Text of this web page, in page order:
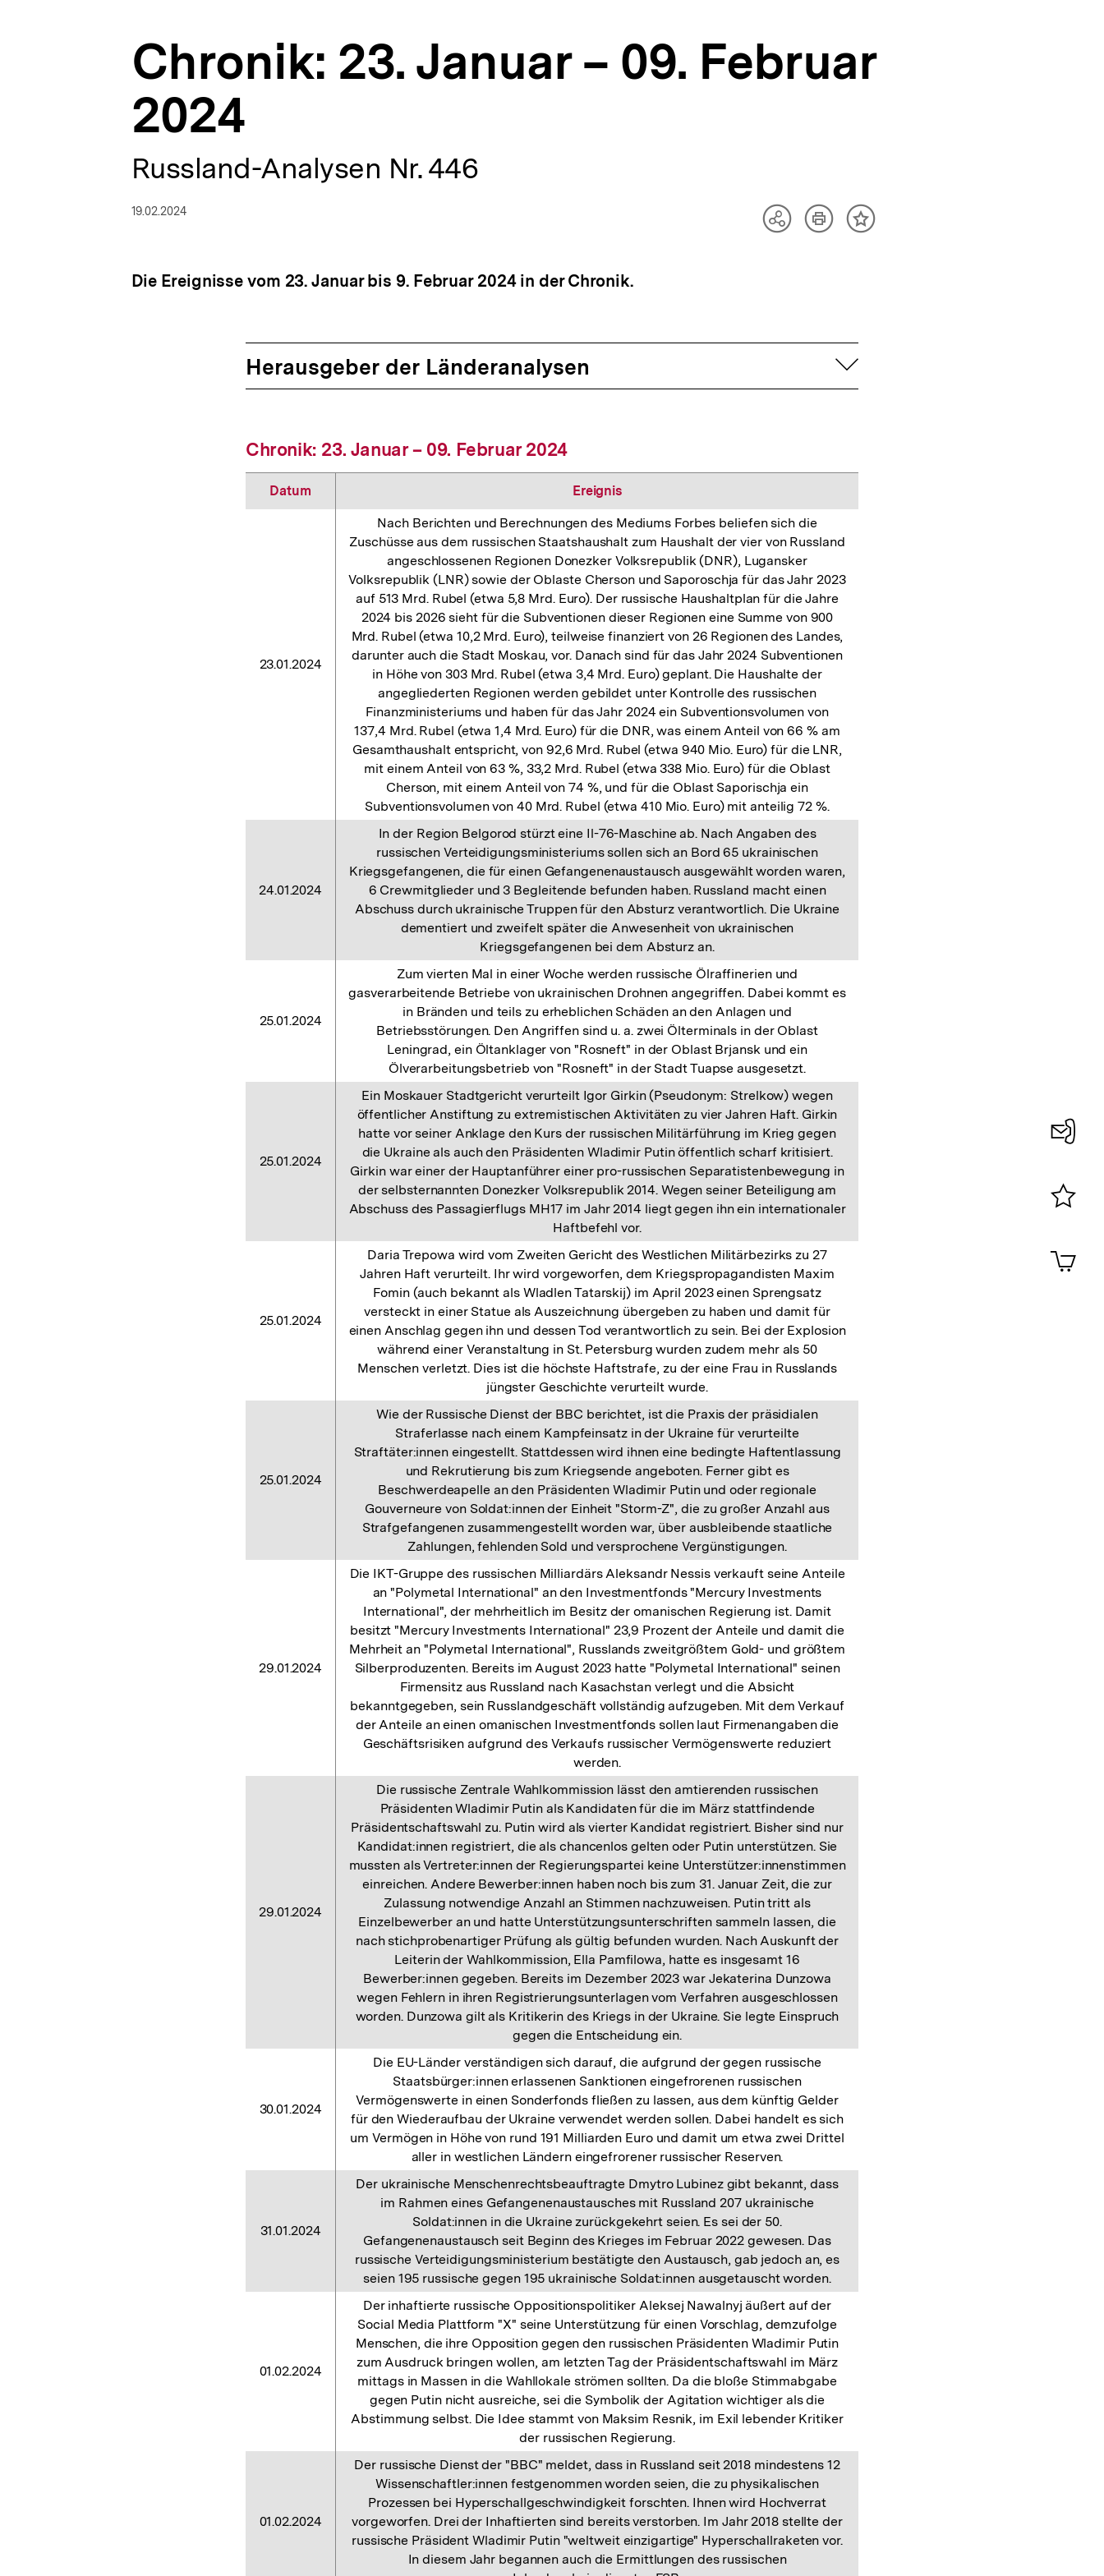
Chronik: 23. Januar – 09. Februar
2024
Russland-Analysen Nr. 446
19.02.2024
TeilenArtikelInhalt
Die Ereignisse vom 23. Januar bis 9. Februar 2024 in der Chronik.
Herausgeber der Länderanalysen aufklappen
Chronik: 23. Januar – 09. Februar 2024
Datum Ereignis
23.01.2024
Nach Berichten und Berechnungen des Mediums Forbes beliefen sich die
Zuschüsse aus dem russischen Staatshaushalt zum Haushalt der vier von Russland
angeschlossenen Regionen Donezker Volksrepublik (DNR), Lugansker
Volksrepublik (LNR) sowie der Oblaste Cherson und Saporoschja für das Jahr 2023
auf 513 Mrd. Rubel (etwa 5,8 Mrd. Euro). Der russische Haushaltplan für die Jahre
2024 bis 2026 sieht für die Subventionen dieser Regionen eine Summe von 900
Mrd. Rubel (etwa 10,2 Mrd. Euro), teilweise finanziert von 26 Regionen des Landes,
darunter auch die Stadt Moskau, vor. Danach sind für das Jahr 2024 Subventionen
in Höhe von 303 Mrd. Rubel (etwa 3,4 Mrd. Euro) geplant. Die Haushalte der
angegliederten Regionen werden gebildet unter Kontrolle des russischen
Finanzministeriums und haben für das Jahr 2024 ein Subventionsvolumen von
137,4 Mrd. Rubel (etwa 1,4 Mrd. Euro) für die DNR, was einem Anteil von 66 % am
Gesamthaushalt entspricht, von 92,6 Mrd. Rubel (etwa 940 Mio. Euro) für die LNR,
mit einem Anteil von 63 %, 33,2 Mrd. Rubel (etwa 338 Mio. Euro) für die Oblast
Cherson, mit einem Anteil von 74 %, und für die Oblast Saporischja ein
Subventionsvolumen von 40 Mrd. Rubel (etwa 410 Mio. Euro) mit anteilig 72 %.
24.01.2024
In der Region Belgorod stürzt eine Il-76-Maschine ab. Nach Angaben des
russischen Verteidigungsministeriums sollen sich an Bord 65 ukrainischen
Kriegsgefangenen, die für einen Gefangenenaustausch ausgewählt worden waren,
6 Crewmitglieder und 3 Begleitende befunden haben. Russland macht einen
Abschuss durch ukrainische Truppen für den Absturz verantwortlich. Die Ukraine
dementiert und zweifelt später die Anwesenheit von ukrainischen
Kriegsgefangenen bei dem Absturz an.
25.01.2024
Zum vierten Mal in einer Woche werden russische Ölraffinerien und
gasverarbeitende Betriebe von ukrainischen Drohnen angegriffen. Dabei kommt es
in Bränden und teils zu erheblichen Schäden an den Anlagen und
Betriebsstörungen. Den Angriffen sind u. a. zwei Ölterminals in der Oblast
Leningrad, ein Öltanklager von "Rosneft" in der Oblast Brjansk und ein
Ölverarbeitungsbetrieb von "Rosneft" in der Stadt Tuapse ausgesetzt.
25.01.2024
Ein Moskauer Stadtgericht verurteilt Igor Girkin (Pseudonym: Strelkow) wegen
öffentlicher Anstiftung zu extremistischen Aktivitäten zu vier Jahren Haft. Girkin
hatte vor seiner Anklage den Kurs der russischen Militärführung im Krieg gegen
die Ukraine als auch den Präsidenten Wladimir Putin öffentlich scharf kritisiert.
Girkin war einer der Hauptanführer einer pro-russischen Separatistenbewegung in
der selbsternannten Donezker Volksrepublik 2014. Wegen seiner Beteiligung am
Abschuss des Passagierflugs MH17 im Jahr 2014 liegt gegen ihn ein internationaler
Haftbefehl vor.
25.01.2024
Daria Trepowa wird vom Zweiten Gericht des Westlichen Militärbezirks zu 27
Jahren Haft verurteilt. Ihr wird vorgeworfen, dem Kriegspropagandisten Maxim
Fomin (auch bekannt als Wladlen Tatarskij) im April 2023 einen Sprengsatz
versteckt in einer Statue als Auszeichnung übergeben zu haben und damit für
einen Anschlag gegen ihn und dessen Tod verantwortlich zu sein. Bei der Explosion
während einer Veranstaltung in St. Petersburg wurden zudem mehr als 50
Menschen verletzt. Dies ist die höchste Haftstrafe, zu der eine Frau in Russlands
jüngster Geschichte verurteilt wurde.
25.01.2024
Wie der Russische Dienst der BBC berichtet, ist die Praxis der präsidialen
Straferlasse nach einem Kampfeinsatz in der Ukraine für verurteilte
Straftäter:innen eingestellt. Stattdessen wird ihnen eine bedingte Haftentlassung
und Rekrutierung bis zum Kriegsende angeboten. Ferner gibt es
Beschwerdeapelle an den Präsidenten Wladimir Putin und oder regionale
Gouverneure von Soldat:innen der Einheit "Storm-Z", die zu großer Anzahl aus
Strafgefangenen zusammengestellt worden war, über ausbleibende staatliche
Zahlungen, fehlenden Sold und versprochene Vergünstigungen.
29.01.2024
Die IKT-Gruppe des russischen Milliardärs Aleksandr Nessis verkauft seine Anteile
an "Polymetal International" an den Investmentfonds "Mercury Investments
International", der mehrheitlich im Besitz der omanischen Regierung ist. Damit
besitzt "Mercury Investments International" 23,9 Prozent der Anteile und damit die
Mehrheit an "Polymetal International", Russlands zweitgrößtem Gold- und größtem
Silberproduzenten. Bereits im August 2023 hatte "Polymetal International" seinen
Firmensitz aus Russland nach Kasachstan verlegt und die Absicht
bekanntgegeben, sein Russlandgeschäft vollständig aufzugeben. Mit dem Verkauf
der Anteile an einen omanischen Investmentfonds sollen laut Firmenangaben die
Geschäftsrisiken aufgrund des Verkaufs russischer Vermögenswerte reduziert
werden.
29.01.2024
Die russische Zentrale Wahlkommission lässt den amtierenden russischen
Präsidenten Wladimir Putin als Kandidaten für die im März stattfindende
Präsidentschaftswahl zu. Putin wird als vierter Kandidat registriert. Bisher sind nur
Kandidat:innen registriert, die als chancenlos gelten oder Putin unterstützen. Sie
mussten als Vertreter:innen der Regierungspartei keine Unterstützer:innenstimmen
einreichen. Andere Bewerber:innen haben noch bis zum 31. Januar Zeit, die zur
Zulassung notwendige Anzahl an Stimmen nachzuweisen. Putin tritt als
Einzelbewerber an und hatte Unterstützungsunterschriften sammeln lassen, die
nach stichprobenartiger Prüfung als gültig befunden wurden. Nach Auskunft der
Leiterin der Wahlkommission, Ella Pamfilowa, hatte es insgesamt 16
Bewerber:innen gegeben. Bereits im Dezember 2023 war Jekaterina Dunzowa
wegen Fehlern in ihren Registrierungsunterlagen vom Verfahren ausgeschlossen
worden. Dunzowa gilt als Kritikerin des Kriegs in der Ukraine. Sie legte Einspruch
gegen die Entscheidung ein.
30.01.2024
Die EU-Länder verständigen sich darauf, die aufgrund der gegen russische
Staatsbürger:innen erlassenen Sanktionen eingefrorenen russischen
Vermögenswerte in einen Sonderfonds fließen zu lassen, aus dem künftig Gelder
für den Wiederaufbau der Ukraine verwendet werden sollen. Dabei handelt es sich
um Vermögen in Höhe von rund 191 Milliarden Euro und damit um etwa zwei Drittel
aller in westlichen Ländern eingefrorener russischer Reserven.
31.01.2024
Der ukrainische Menschenrechtsbeauftragte Dmytro Lubinez gibt bekannt, dass
im Rahmen eines Gefangenenaustausches mit Russland 207 ukrainische
Soldat:innen in die Ukraine zurückgekehrt seien. Es sei der 50.
Gefangenenaustausch seit Beginn des Krieges im Februar 2022 gewesen. Das
russische Verteidigungsministerium bestätigte den Austausch, gab jedoch an, es
seien 195 russische gegen 195 ukrainische Soldat:innen ausgetauscht worden.
01.02.2024
Der inhaftierte russische Oppositionspolitiker Aleksej Nawalnyj äußert auf der
Social Media Plattform "X" seine Unterstützung für einen Vorschlag, demzufolge
Menschen, die ihre Opposition gegen den russischen Präsidenten Wladimir Putin
zum Ausdruck bringen wollen, am letzten Tag der Präsidentschaftswahl im März
mittags in Massen in die Wahllokale strömen sollten. Da die bloße Stimmabgabe
gegen Putin nicht ausreiche, sei die Symbolik der Agitation wichtiger als die
Abstimmung selbst. Die Idee stammt von Maksim Resnik, im Exil lebender Kritiker
der russischen Regierung.
01.02.2024
Der russische Dienst der "BBC" meldet, dass in Russland seit 2018 mindestens 12
Wissenschaftler:innen festgenommen worden seien, die zu physikalischen
Prozessen bei Hyperschallgeschwindigkeit forschten. Ihnen wird Hochverrat
vorgeworfen. Drei der Inhaftierten sind bereits verstorben. Im Jahr 2018 stellte der
russische Präsident Wladimir Putin "weltweit einzigartige" Hyperschallraketen vor.
In diesem Jahr begannen auch die Ermittlungen des russischen